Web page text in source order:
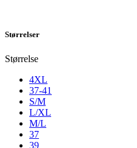
Størrelser
Størrelse
4XL
37-41
S/M
L/XL
M/L
37
39